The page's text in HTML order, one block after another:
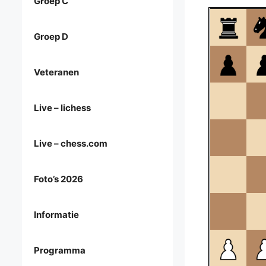
Groep D
Veteranen
Live – lichess
Live – chess.com
Foto’s 2026
Informatie
Programma